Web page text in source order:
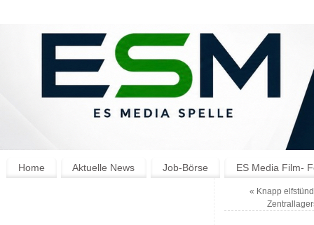
Home Aktuelle News Job-Börse ES Media Film-
« Knapp